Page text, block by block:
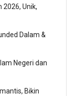
2026, Unik,
Dalam &
Negeri dan
Bikin